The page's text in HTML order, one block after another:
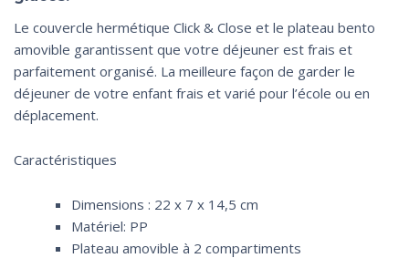
Le couvercle hermétique Click & Close et le plateau bento
amovible garantissent que votre déjeuner est frais et
parfaitement organisé. La meilleure façon de garder le
déjeuner de votre enfant frais et varié pour l’école ou en
déplacement.
Caractéristiques
Dimensions : 22 x 7 x 14,5 cm
Matériel: PP
Plateau amovible à 2 compartiments